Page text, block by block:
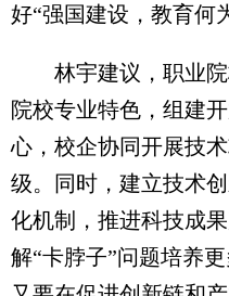
好“强国建设，教育何
林宇建议，职业院
院校专业特色，组建
心，校企协同开展技
级。同时，建立技术
化机制，推进科技成
解“卡脖子”问题培养